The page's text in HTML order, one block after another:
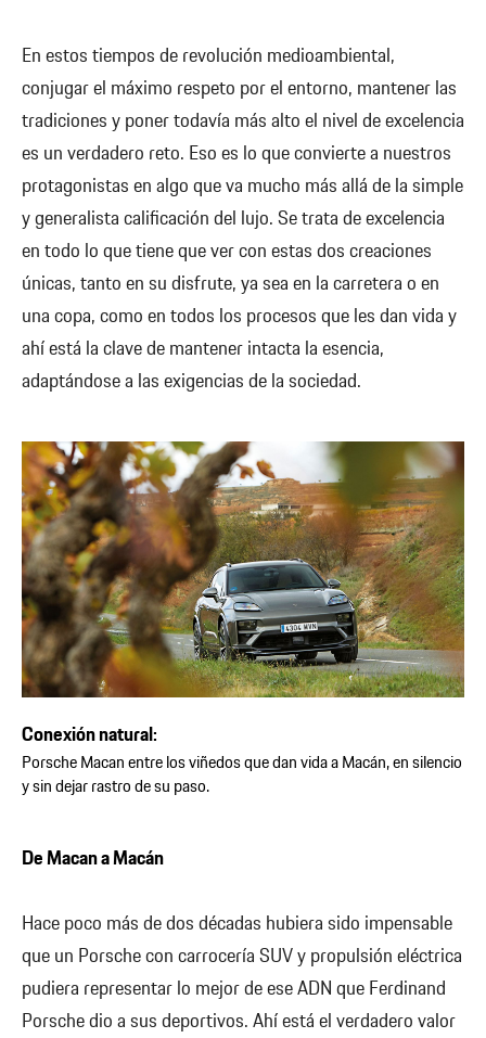
En estos tiempos de revolución medioambiental,
conjugar el máximo respeto por el entorno, mantener las
tradiciones y poner todavía más alto el nivel de excelencia
es un verdadero reto. Eso es lo que convierte a nuestros
protagonistas en algo que va mucho más allá de la simple
y generalista calificación del lujo. Se trata de excelencia
en todo lo que tiene que ver con estas dos creaciones
únicas, tanto en su disfrute, ya sea en la carretera o en
una copa, como en todos los procesos que les dan vida y
ahí está la clave de mantener intacta la esencia,
adaptándose a las exigencias de la sociedad.
Conexión natural:
Porsche Macan entre los viñedos que dan vida a Macán, en silencio
y sin dejar rastro de su paso.
De Macan a Macán
Hace poco más de dos décadas hubiera sido impensable
que un Porsche con carrocería SUV y propulsión eléctrica
pudiera representar lo mejor de ese ADN que Ferdinand
Porsche dio a sus deportivos. Ahí está el verdadero valor